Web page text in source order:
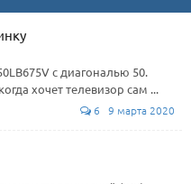
с диагональю 50.
хочет телевизор сам ...
6 9 марта 2020